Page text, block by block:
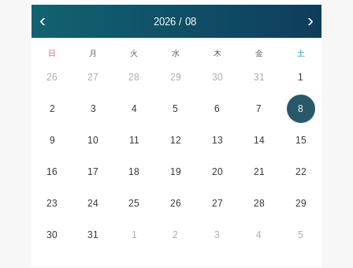
‹ 2026 / 08 ›
日 月 火 水 木 金 土
26 27 28 29 30 31 1
2 3 4 5 6 7 8
9 10 11 12 13 14 15
16 17 18 19 20 21 22
23 24 25 26 27 28 29
30 31 1 2 3 4 5